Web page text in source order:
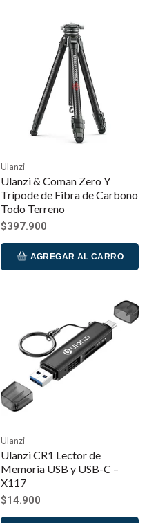
Ulanzi
Ulanzi & Coman Zero Y
Trípode de Fibra de Carbono
Todo Terreno
$397.900
AGREGAR AL CARRO
Ulanzi
Ulanzi CR1 Lector de
Memoria USB y USB-C –
X117
$14.900